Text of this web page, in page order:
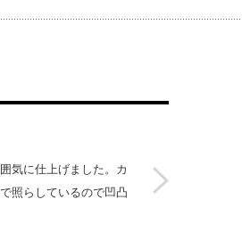
気に仕上げました。カ
照らしているので凹凸